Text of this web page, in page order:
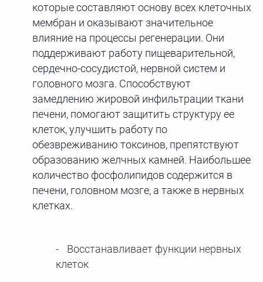
которые составляют основу всех клеточных
мембран и оказывают значительное
влияние на процессы регенерации. Они
поддерживают работу пищеварительной,
сердечно-сосудистой, нервной систем и
головного мозга. Способствуют
замедлению жировой инфильтрации ткани
печени, помогают защитить структуру ее
клеток, улучшить работу по
обезвреживанию токсинов, препятствуют
образованию желчных камней. Наибольшее
количество фосфолипидов содержится в
печени, головном мозге, а также в нервных
клетках.
Восстанавливает функции нервных
клеток